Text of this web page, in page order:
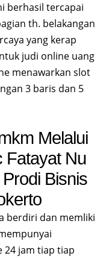
berhasil tercapai
th. belakangan
yang kerap
judi online uang
menawarkan slot
3 baris dan 5
Melalui
Fatayat Nu
Bisnis
berdiri dan memliki
24 jam tiap tiap